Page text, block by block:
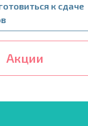
к сдаче
Акции